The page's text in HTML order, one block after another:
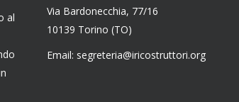
al
Via Bardonecchia, 77/16
10139 Torino (TO)
Email: segreteria@iricostruttori.org